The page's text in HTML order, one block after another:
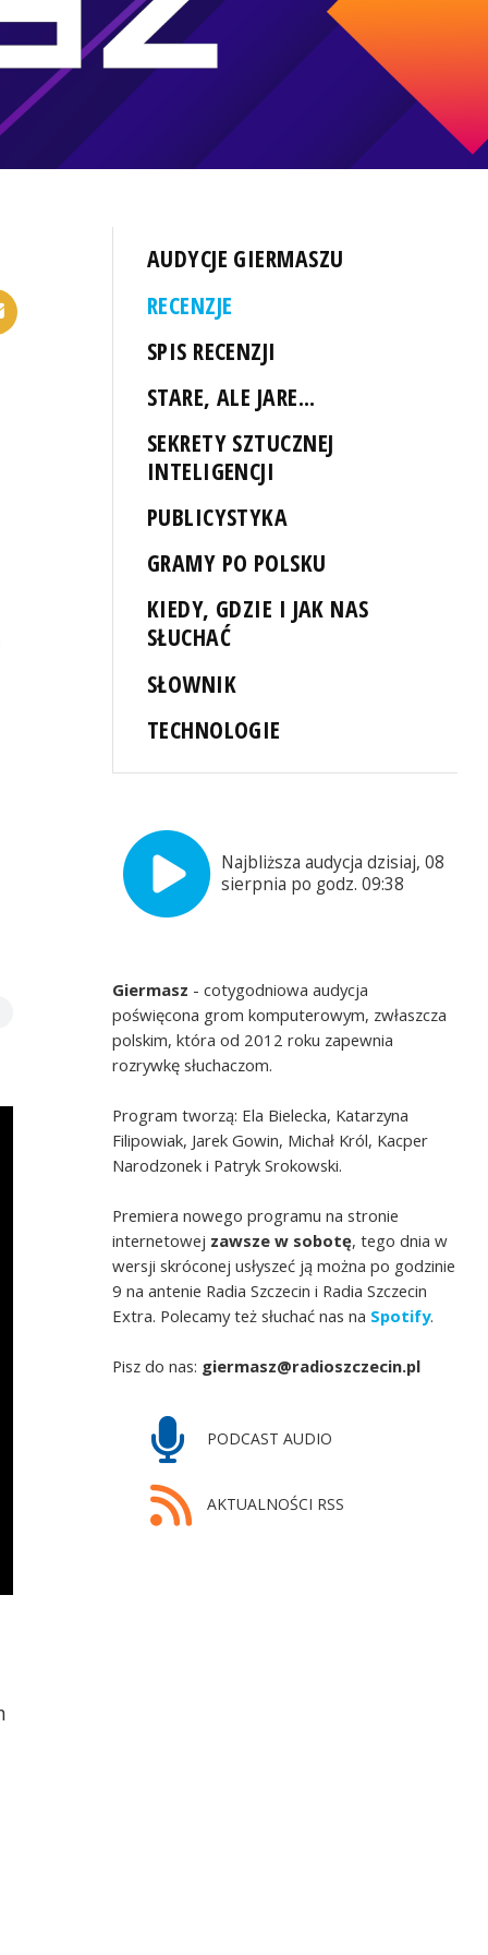
AUDYCJE GIERMASZU
RECENZJE
SPIS RECENZJI
STARE, ALE JARE...
SEKRETY SZTUCZNEJ
INTELIGENCJI
PUBLICYSTYKA
GRAMY PO POLSKU
KIEDY, GDZIE I JAK NAS
SŁUCHAĆ
SŁOWNIK
TECHNOLOGIE
Najbliższa audycja dzisiaj, 08
sierpnia po godz. 09:38
Giermasz - cotygodniowa audycja
poświęcona grom komputerowym, zwłaszcza
polskim, która od 2012 roku zapewnia
rozrywkę słuchaczom.
Program tworzą: Ela Bielecka, Katarzyna
Filipowiak, Jarek Gowin, Michał Król, Kacper
Narodzonek i Patryk Srokowski.
Premiera nowego programu na stronie
internetowej zawsze w sobotę, tego dnia w
wersji skróconej usłyszeć ją można po godzinie
9 na antenie Radia Szczecin i Radia Szczecin
Extra. Polecamy też słuchać nas na Spotify.
Pisz do nas: giermasz@radioszczecin.pl
PODCAST AUDIO
AKTUALNOŚCI RSS